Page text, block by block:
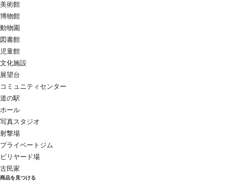
美術館
博物館
動物園
図書館
児童館
文化施設
展望台
コミュニティセンター
道の駅
ホール
写真スタジオ
射撃場
プライベートジム
ビリヤード場
古民家
商品を見つける